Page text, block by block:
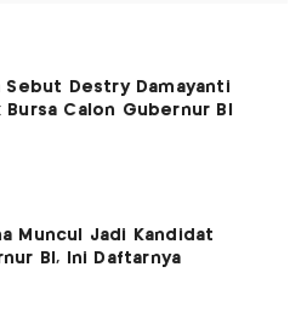
Sebut Destry Damayanti
Bursa Calon Gubernur BI
Muncul Jadi Kandidat
BI, Ini Daftarnya